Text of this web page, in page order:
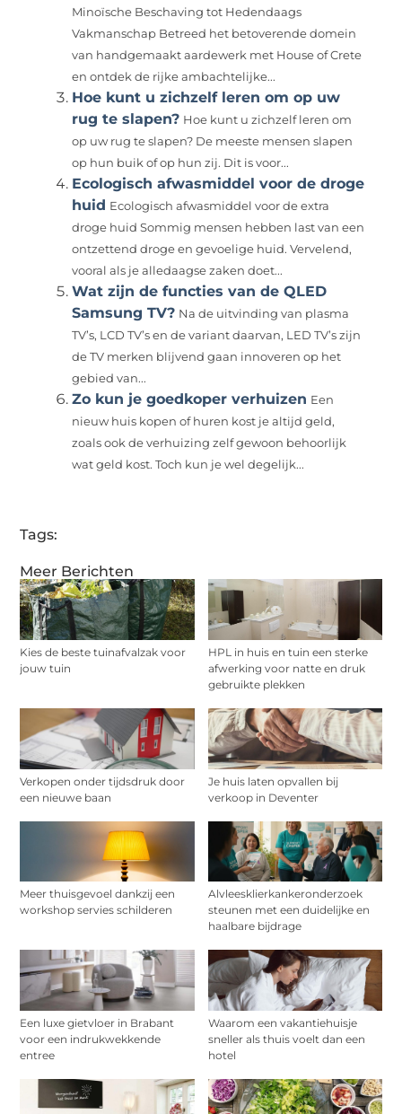
Meer Berichten
Kies de beste tuinafvalzak voor
jouw tuin
HPL in huis en tuin een sterke
afwerking voor natte en druk
gebruikte plekken
Verkopen onder tijdsdruk door
een nieuwe baan
Je huis laten opvallen bij
verkoop in Deventer
Meer thuisgevoel dankzij een
workshop servies schilderen
Alvleesklierkankeronderzoek
steunen met een duidelijke en
haalbare bijdrage
Een luxe gietvloer in Brabant
voor een indrukwekkende
entree
Waarom een vakantiehuisje
sneller als thuis voelt dan een
hotel
Minoïsche Beschaving tot Hedendaags
Vakmanschap Betreed het betoverende domein
van handgemaakt aardewerk met House of Crete
en ontdek de rijke ambachtelijke...
Hoe kunt u zichzelf leren om op uw
rug te slapen? Hoe kunt u zichzelf leren om
op uw rug te slapen? De meeste mensen slapen
op hun buik of op hun zij. Dit is voor...
Ecologisch afwasmiddel voor de droge
huid Ecologisch afwasmiddel voor de extra
droge huid Sommig mensen hebben last van een
ontzettend droge en gevoelige huid. Vervelend,
vooral als je alledaagse zaken doet...
Wat zijn de functies van de QLED
Samsung TV? Na de uitvinding van plasma
TV’s, LCD TV’s en de variant daarvan, LED TV’s zijn
de TV merken blijvend gaan innoveren op het
gebied van...
Zo kun je goedkoper verhuizen Een
nieuw huis kopen of huren kost je altijd geld,
zoals ook de verhuizing zelf gewoon behoorlijk
wat geld kost. Toch kun je wel degelijk...
Tags: